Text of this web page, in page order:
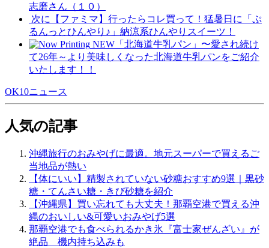
志磨さん（１０）
次に【ファミマ】行ったらコレ買って！猛暑日に「ぷ
るんっとひんやり♪」納涼系ひんやりスイーツ！
NEW「北海道牛乳パン」〜愛され続け
て26年～より美味しくなった北海道牛乳パンをご紹介
いたします！！
OK10ニュース
人気の記事
沖縄旅行のおみやげに最適。地元スーパーで買えるご
当地品が熱い
【体にいい】精製されていない砂糖おすすめ9選｜黒砂
糖・てんさい糖・きび砂糖を紹介
【沖縄県】買い忘れても大丈夫！那覇空港で買える沖
縄のおいしい&可愛いおみやげ5選
那覇空港でも食べられるかき氷『富士家ぜんざい』が
絶品 機内持ち込みも